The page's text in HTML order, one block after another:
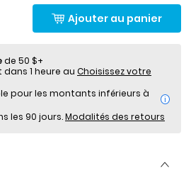
Ajouter au panier
de 50 $+
1 heure au Choisissez votre
i
les 90 jours.Modalités des retours